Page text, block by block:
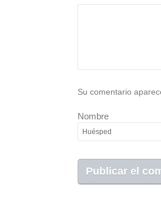
Su comentario
Nombre